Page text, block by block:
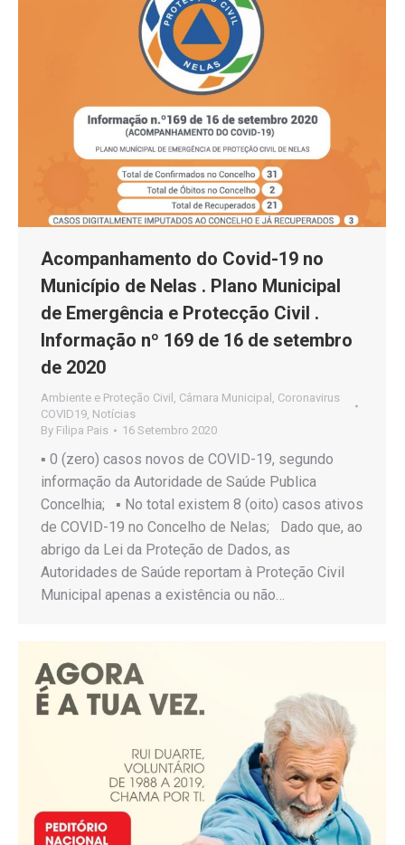
Acompanhamento do Covid-19 no
Município de Nelas . Plano Municipal
de Emergência e Protecção Civil .
Informação nº 169 de 16 de setembro
de 2020
Ambiente e Proteção Civil Câmara Municipal Coronavirus
COVID19 Notícias
By Filipa Pais 16 Setembro 2020
▪️ 0 (zero) casos novos de COVID-19, segundo
informação da Autoridade de Saúde Publica
Concelhia; ▪️ No total existem 8 (oito) casos ativos
de COVID-19 no Concelho de Nelas; Dado que, ao
abrigo da Lei da Proteção de Dados, as
Autoridades de Saúde reportam à Proteção Civil
Municipal apenas a existência ou não…